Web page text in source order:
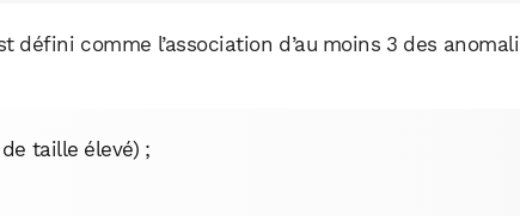
défini comme l’association d’au moins 3 des
taille élevé) ;